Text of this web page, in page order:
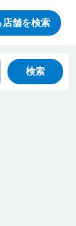
店舗を検索
検索